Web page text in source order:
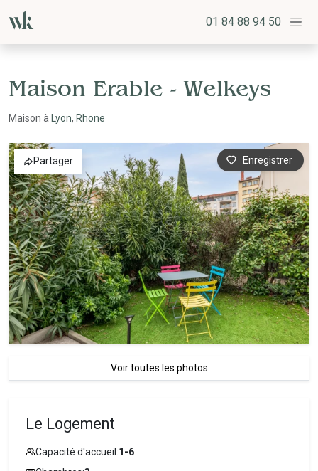
01 84 88 94 50
Maison Erable - Welkeys
Maison à Lyon, Rhone
Enregistrer
Partager
Voir toutes les photos
Le Logement
Capacité d'accueil:1-6